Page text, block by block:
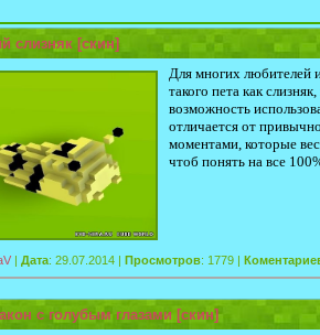
слизняк [скин]
Для многих любителей
такого пета как
возможность
отличается от
моментами, которые
чтоб понять на все
| Дата: 29.07.2014 | Просмотров: 1779 |
с голубым глазами [скин]